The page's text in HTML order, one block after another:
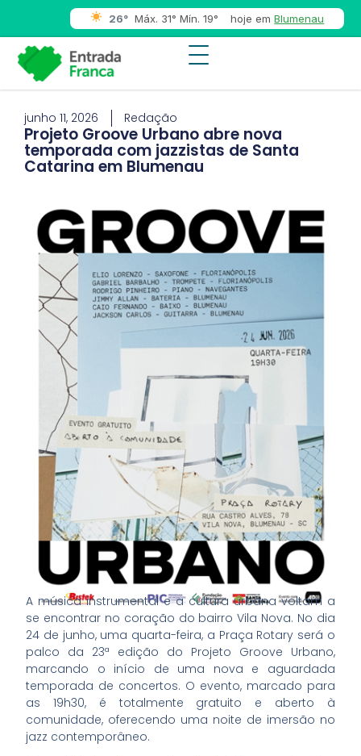
26° Máx. 31° Mín. 19° hoje em Blumenau
junho 11, 2026 Redação
Projeto Groove Urbano abre nova
temporada com jazzistas de Santa
Catarina em Blumenau
A música instrumental e a cultura urbana voltam a
se encontrar no coração do bairro Vila Nova. No dia
24 de junho, uma quarta-feira, a Praça Rotary será o
palco da 23ª edição do Projeto Groove Urbano,
marcando o início de uma nova e aguardada
temporada de concertos. O evento, marcado para
as 19h30, é totalmente gratuito e aberto à
comunidade, oferecendo uma noite de imersão no
jazz contemporâneo.